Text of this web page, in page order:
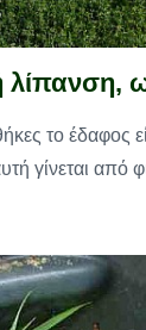
λίπανση,
το έδαφος
γίνεται από